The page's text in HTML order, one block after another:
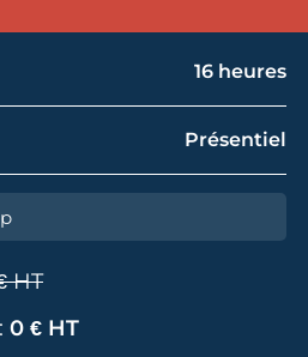
16 heures
Présentiel
HT
0 € HT